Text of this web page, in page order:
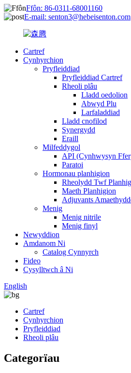
Ffôn: 86-0311-68001160
E-mail: senton3@hebeisenton.com
Cartref
Cynhyrchion
Pryfleiddiad
Pryfleiddiad Cartref
Rheoli plâu
Lladd oedolion
Abwyd Plu
Larfaladdiad
Lladd cnofilod
Synergydd
Eraill
Milfeddygol
API (Cynhwysyn
Paratoi
Hormonau planhigion
Rheolydd Twf
Maeth Planhigion
Adjuvants
Menig
Menig nitrile
Menig finyl
Newyddion
Amdanom Ni
Catalog Cynnyrch
Fideo
Cysylltwch â Ni
English
Cartref
Cynhyrchion
Pryfleiddiad
Rheoli plâu
Categorïau